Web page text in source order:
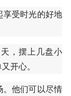
享受时光的好地
，摆上几盘小
开心。
。他们可以尽情